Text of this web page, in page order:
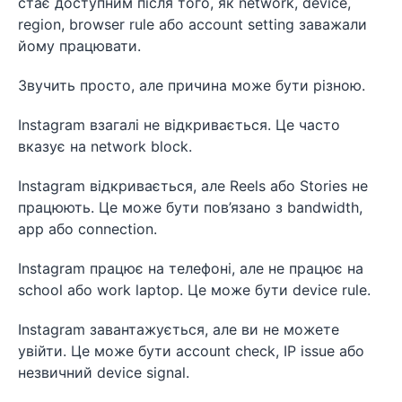
region, browser rule або account setting заважали
йому працювати.
Звучить просто, але причина може бути різною.
Instagram взагалі не відкривається. Це часто
вказує на network block.
Instagram відкривається, але Reels або Stories не
працюють. Це може бути пов’язано з bandwidth,
app або connection.
Instagram працює на телефоні, але не працює на
school або work laptop. Це може бути device rule.
Instagram завантажується, але ви не можете
увійти. Це може бути account check, IP issue або
незвичний device signal.